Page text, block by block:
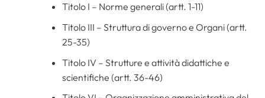
Titolo I – Norme generali (artt. 1-11)
Titolo III – Struttura di governo e Organi (artt.
25-35)
Titolo IV – Strutture e attività didattiche e
scientifiche (artt. 36-46)